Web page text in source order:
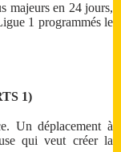
majeurs en 24 jours,
1 programmés le
1)
Un déplacement à
qui veut créer la